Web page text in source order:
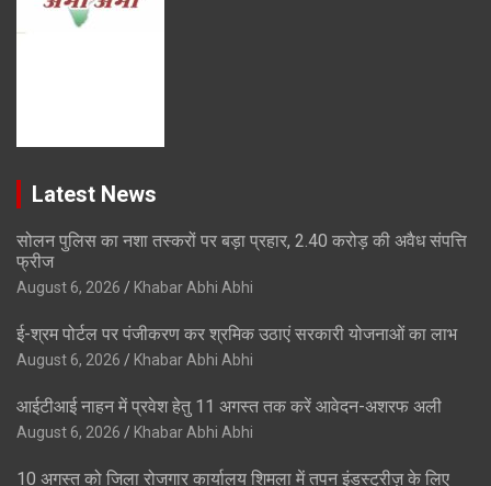
Latest News
सोलन पुलिस का नशा तस्करों पर बड़ा प्रहार, 2.40 करोड़ की अवैध संपत्ति
फ्रीज
August 6, 2026 Khabar Abhi Abhi
ई-श्रम पोर्टल पर पंजीकरण कर श्रमिक उठाएं सरकारी योजनाओं का लाभ
August 6, 2026 Khabar Abhi Abhi
आईटीआई नाहन में प्रवेश हेतु 11 अगस्त तक करें आवेदन-अशरफ अली
August 6, 2026 Khabar Abhi Abhi
10 अगस्त को जिला रोजगार कार्यालय शिमला में तपन इंडस्ट्रीज़ के लिए